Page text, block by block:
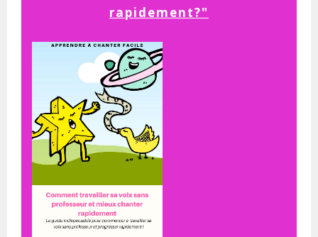
rapidement?"